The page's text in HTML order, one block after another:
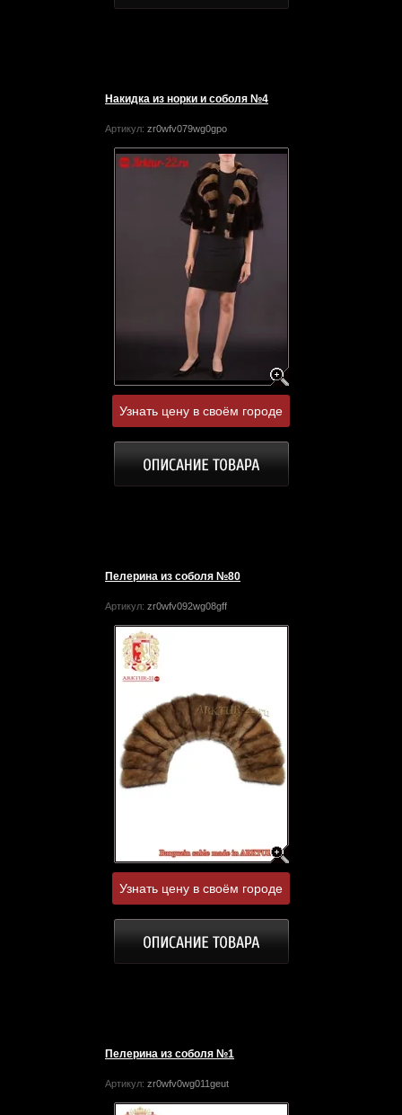
Накидка из норки и соболя №4
Артикул: zr0wfv079wg0gpo
Узнать цену в своём городе
Пелерина из соболя №80
Артикул: zr0wfv092wg08gff
Узнать цену в своём городе
Пелерина из соболя №1
Артикул: zr0wfv0wg011geut